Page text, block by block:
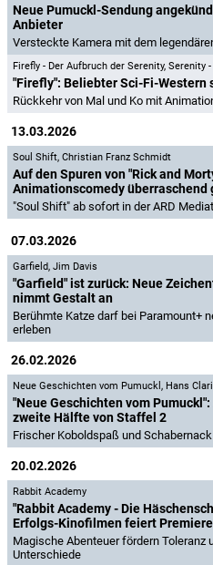
Neue Pumuckl-Sendung
Anbieter
Versteckte Kamera mit dem
Firefly - Der Aufbruch der Serenity, Serenity
"Firefly": Beliebter Sci-Fi-Western
Rückkehr von Mal und Ko mit
13.03.2026
Soul Shift, Christian Franz Schmidt
Auf den Spuren von "Rick and
Animationscomedy überraschend
"Soul Shift" ab sofort in der ARD
07.03.2026
Garfield, Jim Davis
"Garfield" ist zurück: Neue
nimmt Gestalt an
Berühmte Katze darf bei Paramount+
erleben
26.02.2026
Neue Geschichten vom Pumuckl , Hans
"Neue Geschichten vom
zweite Hälfte von Staffel 2
Frischer Koboldspaß und Schabernack
20.02.2026
Rabbit Academy
"Rabbit Academy - Die
Erfolgs-Kinofilmen feiert Premiere
Magische Abenteuer fördern
Unterschiede